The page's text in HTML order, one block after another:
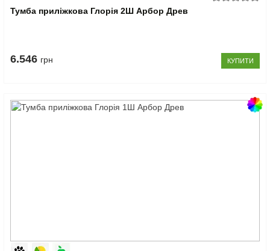
Тумба приліжкова Глорія 2Ш Арбор Древ
6.546 грн КУПИТИ